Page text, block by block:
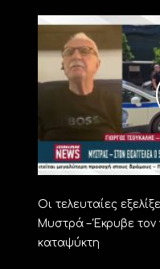
Οι τελευταίες
Μυστρά – Έκρυβε
καταψύκτη